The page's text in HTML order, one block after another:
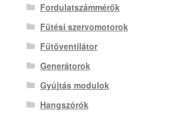
Fordulatszámmérők
Fűtési szervomotorok
Fűtőventilátor
Generátorok
Gyújtás modulok
Hangszórók